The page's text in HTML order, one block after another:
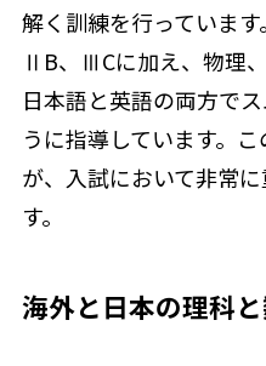
解く訓練を行っていま
ⅡB、ⅢCに加え、物理
日本語と英語の両方で
うに指導しています。
が、入試において非常
す。
海外と日本の理科